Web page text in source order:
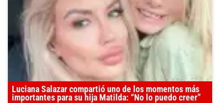
Luciana Salazar compartió uno de los momentos más
importantes para su hija Matilda: “No lo puedo creer”